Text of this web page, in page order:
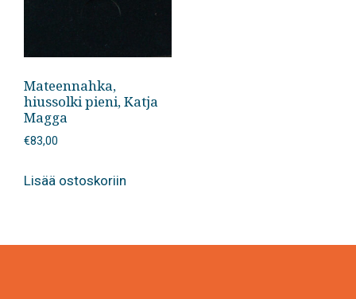
Mateennahka,
hiussolki pieni, Katja
Magga
€83,00
Lisää ostoskoriin